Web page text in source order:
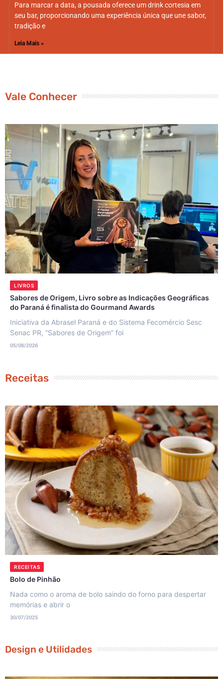
Para marcar a data, a pousada oferece um drink cortesia em
seu bar, proporcionando uma experiência única que une sabor,
tradição e
Leia Mais »
Vale Conhecer
LIVROS
Sabores de Origem, Livro sobre as Indicações Geográficas
do Paraná é finalista do Gourmand Awards
Iniciativa da Abrasel Paraná e do Sistema Fecomércio Sesc
Senac PR, “Sabores de Origem” foi
05/08/2026
Receitas
RECEITAS
Bolo de Pinhão
Nada como o aroma de bolo saindo do forno para despertar
memórias e abrir o
30/07/2025
Design e Utilidades